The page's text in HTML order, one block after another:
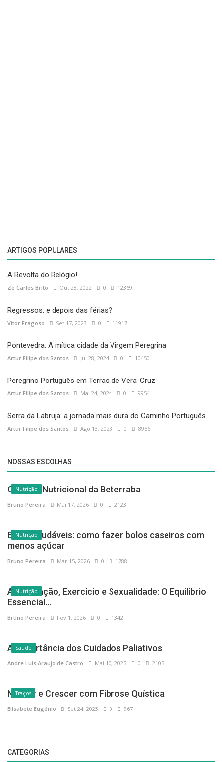
ARTIGOS POPULARES
A Revolta do Relógio!
Zé Carlos Brito Out 28, 2022 0 12369
Regressos: e depois das férias?
Vítor Fragoso Set 17, 2023 0 11917
Pontevedra: A mítica cidade da Virgem Peregrina
Artur Filipe dos Santos Jul 28, 2024 0 10450
Peregrino Português em Terras de Vera-Cruz
Artur Filipe dos Santos Mai 24, 2024 0 9954
Serra da Labruja: a jornada mais dura do Caminho Português
Artur Filipe dos Santos Ago 13, 2023 0 8956
NOSSAS ESCOLHAS
Nutrição
O Poder Nutricional da Beterraba
Bruno Pereira Mai 17, 2026 0 2123
Nutrição
Bolos saudáveis: como fazer bolos caseiros com
menos açúcar
Bruno Pereira Mar 15, 2026 0 1788
Nutrição
Alimentação, Exercício e Sexualidade: O Equilíbrio
Essencial...
Bruno Pereira Fev 1, 2026 0 1342
Saúde
A Importância dos Cuidados Paliativos
Andre Luis Araujo de Castro Mai 10, 2025 0 2105
Traços
Nascer e Crescer com Fibrose Quística
Elisabete Eugénio Set 24, 2023 0 967
CATEGORIAS